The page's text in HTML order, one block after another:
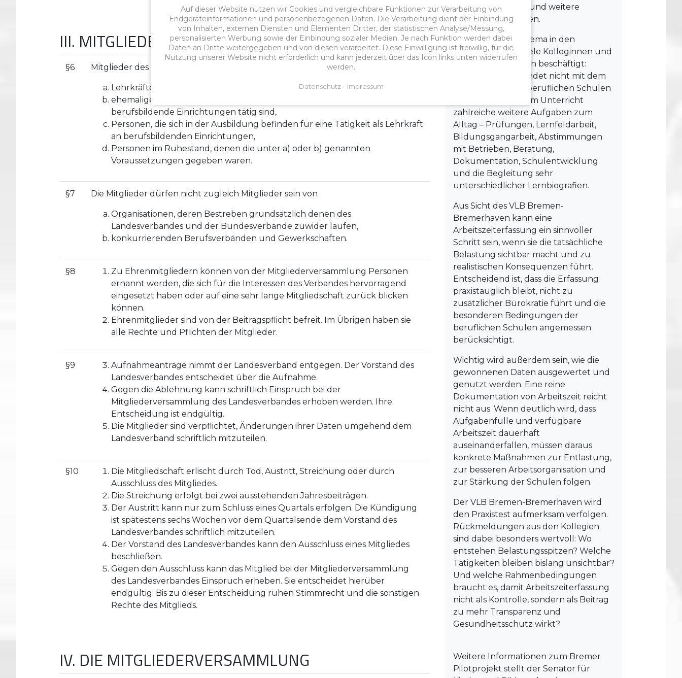
III. MITGLIEDER
§6 Mitglieder des Landesverbandes können sein:
Lehrkräfte an berufsbildenden Einrichtungen,
ehemalige Lehrkräfte, die in der Verwaltung oder Schulaufsicht für
berufsbildende Einrichtungen tätig sind,
Personen, die sich in der Ausbildung befinden für eine Tätigkeit als Lehrkraft
an berufsbildenden Einrichtungen,
Personen im Ruhestand, denen die unter a) oder b) genannten
Voraussetzungen gegeben waren.
§7 Die Mitglieder dürfen nicht zugleich Mitglieder sein von
Organisationen, deren Bestreben grundsätzlich denen des
Landesverbandes und der Bundesverbände zuwider laufen,
konkurrierenden Berufsverbänden und Gewerkschaften.
§8
Zu Ehrenmitgliedern können von der Mitgliederversammlung Personen
ernannt werden, die sich für die Interessen des Verbandes hervorragend
eingesetzt haben oder auf eine sehr lange Mitgliedschaft zurück blicken
können.
Ehrenmitglieder sind von der Beitragspflicht befreit. Im Übrigen haben sie
alle Rechte und Pflichten der Mitglieder.
§9
Aufnahmeanträge nimmt der Landesverband entgegen. Der Vorstand des
Landesverbandes entscheidet über die Aufnahme.
Gegen die Ablehnung kann schriftlich Einspruch bei der
Mitgliederversammlung des Landesverbandes erhoben werden. Ihre
Entscheidung ist endgültig.
Die Mitglieder sind verpflichtet, Änderungen ihrer Daten umgehend dem
Landesverband schriftlich mitzuteilen.
§10
Die Mitgliedschaft erlischt durch Tod, Austritt, Streichung oder durch
Ausschluss des Mitgliedes.
Die Streichung erfolgt bei zwei ausstehenden Jahresbeiträgen.
Der Austritt kann nur zum Schluss eines Quartals erfolgen. Die Kündigung
ist spätestens sechs Wochen vor dem Quartalsende dem Vorstand des
Landesverbandes schriftlich mitzuteilen.
Der Vorstand des Landesverbandes kann den Ausschluss eines Mitgliedes
beschließen.
Gegen den Ausschluss kann das Mitglied bei der Mitgliederversammlung
des Landesverbandes Einspruch erheben. Sie entscheidet hierüber
endgültig. Bis zu dieser Entscheidung ruhen Stimmrecht und die sonstigen
Rechte des Mitglieds.
IV. DIE MITGLIEDERVERSAMMLUNG
Pausenaufsichten und weitere
schulische Aufgaben.
Damit rückt ein Thema in den
Mittelpunkt, das viele Kolleginnen und
Kollegen seit Jahren beschäftigt:
Lehrkräftearbeit endet nicht mit dem
Klingeln. Auch an beruflichen Schulen
gehören neben dem Unterricht
zahlreiche weitere Aufgaben zum
Alltag – Prüfungen, Lernfeldarbeit,
Bildungsgangarbeit, Abstimmungen
mit Betrieben, Beratung,
Dokumentation, Schulentwicklung
und die Begleitung sehr
unterschiedlicher Lernbiografien.
Aus Sicht des VLB Bremen-
Bremerhaven kann eine
Arbeitszeiterfassung ein sinnvoller
Schritt sein, wenn sie die tatsächliche
Belastung sichtbar macht und zu
realistischen Konsequenzen führt.
Entscheidend ist, dass die Erfassung
praxistauglich bleibt, nicht zu
zusätzlicher Bürokratie führt und die
besonderen Bedingungen der
beruflichen Schulen angemessen
berücksichtigt.
Wichtig wird außerdem sein, wie die
gewonnenen Daten ausgewertet und
genutzt werden. Eine reine
Dokumentation von Arbeitszeit reicht
nicht aus. Wenn deutlich wird, dass
Aufgabenfülle und verfügbare
Arbeitszeit dauerhaft
auseinanderfallen, müssen daraus
konkrete Maßnahmen zur Entlastung,
zur besseren Arbeitsorganisation und
zur Stärkung der Schulen folgen.
Der VLB Bremen-Bremerhaven wird
den Praxistest aufmerksam verfolgen.
Rückmeldungen aus den Kollegien
sind dabei besonders wertvoll: Wo
entstehen Belastungsspitzen? Welche
Tätigkeiten bleiben bislang unsichtbar?
Und welche Rahmenbedingungen
braucht es, damit Arbeitszeiterfassung
nicht als Kontrolle, sondern als Beitrag
zu mehr Transparenz und
Gesundheitsschutz wirkt?
Weitere Informationen zum Bremer
Pilotprojekt stellt der Senator für
Auf dieser Website nutzen wir Cookies und vergleichbare Funktionen zur Verarbeitung von
Endgeräteinformationen und personenbezogenen Daten. Die Verarbeitung dient der Einbindung
von Inhalten, externen Diensten und Elementen Dritter, der statistischen Analyse/Messung,
personalisierten Werbung sowie der Einbindung sozialer Medien. Je nach Funktion werden dabei
Daten an Dritte weitergegeben und von diesen verarbeitet. Diese Einwilligung ist freiwillig, für die
Nutzung unserer Website nicht erforderlich und kann jederzeit über das Icon links unten widerrufen
werden.
Datenschutz Impressum